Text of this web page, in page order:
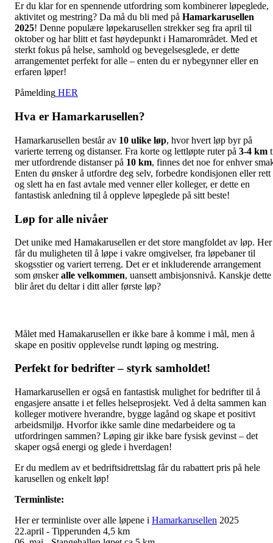
Er du klar for en spennende utfordring som kombinerer løpeglede,
aktivitet og mestring? Da må du bli med på Hamarkarusellen
2025! Denne populære løpekarusellen strekker seg fra april til
oktober og har blitt et fast høydepunkt i Hamarområdet. Med et
sterkt fokus på helse, samhold og bevegelsesglede, er dette
arrangementet perfekt for alle – enten du er nybegynner eller en
erfaren løper!
Påmelding HER
Hva er Hamarkarusellen?
Hamarkarusellen består av 10 ulike løp, hvor hvert løp byr på
varierte terreng og distanser. Fra korte og lettløpte ruter på 3-4 km
mer utfordrende distanser på 10 km, finnes det noe for enhver
Enten du ønsker å utfordre deg selv, forbedre kondisjonen eller rett
og slett ha en fast avtale med venner eller kolleger, er dette en
fantastisk anledning til å oppleve løpeglede på sitt beste!
Løp for alle nivåer
Det unike med Hamakarusellen er det store mangfoldet av løp. Her
får du muligheten til å løpe i vakre omgivelser, fra løpebaner til
skogsstier og variert terreng. Det er et inkluderende arrangement
som ønskeralle velkommen, uansett ambisjonsnivå. Kanskje dette
blir året du deltar i ditt aller første løp?
Målet med Hamakarusellen er ikke bare å komme i mål, men å
skape en positiv opplevelse rundt løping og mestring.
Perfekt for bedrifter – styrk samholdet!
Hamarkarusellen er også en fantastisk mulighet for bedrifter til å
engasjere ansatte i et felles helseprosjekt. Ved å delta sammen kan
kolleger motivere hverandre, bygge lagånd og skape et positivt
arbeidsmiljø. Hvorfor ikke samle dine medarbeidere og ta
utfordringen sammen? Løping gir ikke bare fysisk gevinst – det
skaper også energi og glede i hverdagen!
Er du medlem av et bedriftsidrettslag får du rabattert pris på hele
karusellen og enkelt løp!
Terminliste:
Her er terminliste over alle løpene i Hamarkarusellen 2025
22.april - Tipperunden 4,5 km